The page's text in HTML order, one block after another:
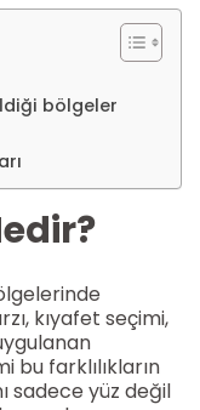
bölgeler
kıyafet seçimi,
farklılıkların
sadece yüz değil